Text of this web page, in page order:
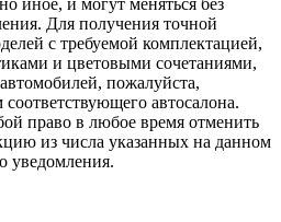
иное, и могут меняться без
Для получения точной
с требуемой комплектацией,
и цветовыми сочетаниями,
пожалуйста,
автосалона.
право в любое время отменить
из числа указанных на данном
уведомления.